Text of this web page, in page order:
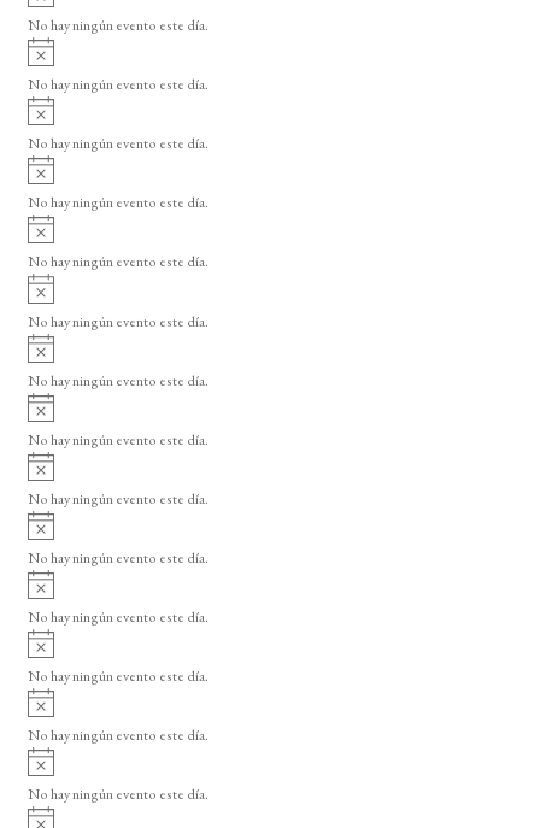
o
v
i
o
No hay ningún evento este día.
A
v
i
o
No hay ningún evento este día.
A
v
i
o
No hay ningún evento este día.
A
v
i
o
No hay ningún evento este día.
A
v
i
o
No hay ningún evento este día.
A
v
i
o
No hay ningún evento este día.
A
v
i
o
No hay ningún evento este día.
A
v
i
o
No hay ningún evento este día.
A
v
i
o
No hay ningún evento este día.
A
v
i
o
No hay ningún evento este día.
A
v
i
o
No hay ningún evento este día.
A
v
i
o
No hay ningún evento este día.
A
v
i
o
No hay ningún evento este día.
A
v
i
No hay ningún evento este día.
A